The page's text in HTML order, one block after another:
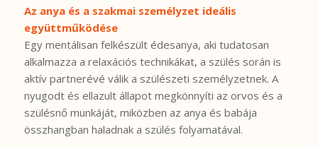
Az anya és a szakmai személyzet ideális
együttműködése
Egy mentálisan felkészült édesanya, aki tudatosan
alkalmazza a relaxációs technikákat, a szülés során is
aktív partnerévé válik a szülészeti személyzetnek. A
nyugodt és ellazult állapot megkönnyíti az orvos és a
szülésnő munkáját, miközben az anya és babája
összhangban haladnak a szülés folyamatával.